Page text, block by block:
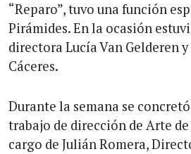
“Reparo”, tuvo una función
Pirámides. En la ocasión
directora Lucía Van Gelderen
Cáceres.
Durante la semana se
trabajo de dirección de Arte
cargo de Julián Romera,